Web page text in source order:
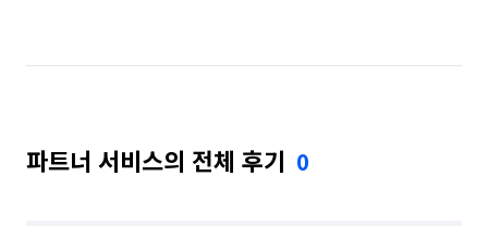
경기 수원시 팔달구 경기 시흥시
경기 안성시 경기 안양시 동안구
파트너 서비스의 전체 후기 0